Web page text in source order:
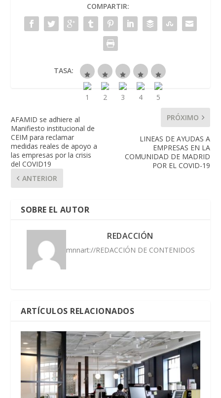
COMPARTIR:
TASA:
AFAMID se adhiere al
Manifiesto institucional de
CEIM para reclamar
medidas reales de apoyo a
las empresas por la crisis
del COVID19
ANTERIOR
PRÓXIMO
LINEAS DE AYUDAS A
EMPRESAS EN LA
COMUNIDAD DE MADRID
POR EL COVID-19
SOBRE EL AUTOR
REDACCIÓN
mnnart://REDACCIÓN DE CONTENIDOS
ARTÍCULOS RELACIONADOS